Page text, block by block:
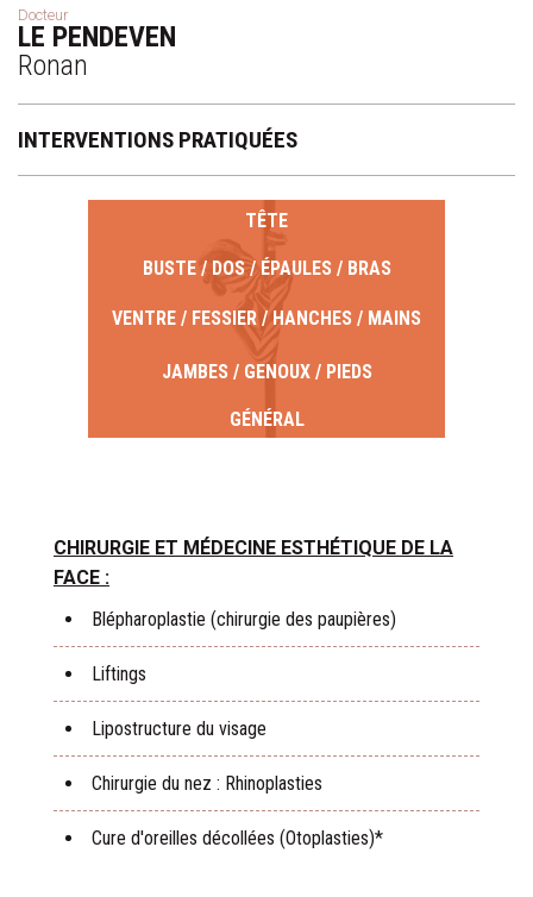
Docteur
LE PENDEVEN
Ronan
INTERVENTIONS PRATIQUÉES
TÊTE
BUSTE / DOS / ÉPAULES / BRAS
VENTRE / FESSIER / HANCHES / MAINS
JAMBES / GENOUX / PIEDS
GÉNÉRAL
CHIRURGIE ET MÉDECINE ESTHÉTIQUE DE LA
FACE :
Blépharoplastie (chirurgie des paupières)
Liftings
Lipostructure du visage
Chirurgie du nez : Rhinoplasties
Cure d'oreilles décollées (Otoplasties)*